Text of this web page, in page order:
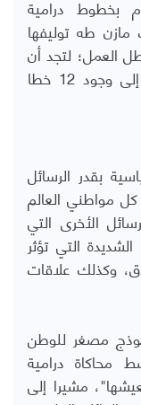
بخطوط درامية
طه توليفها
العمل؛ لتجد أن
كل هؤلاء الممثلين أبطال، بالإضافة إلى وجود 12 خطا
بقدر الرسائل
كل مواطني العالم
الأخرى التي
التي تؤثر
وكذلك علاقات
مصغر للوطن
محاكاة درامية
مشيرا إلى